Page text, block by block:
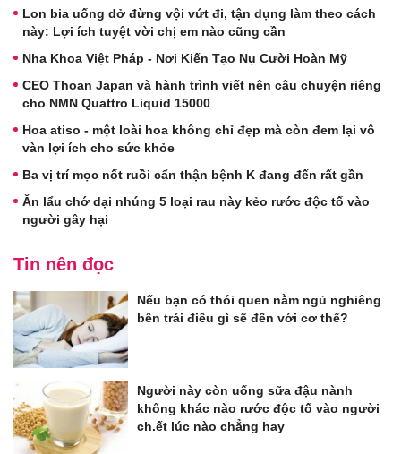
Lon bia uống dở đừng vội vứt đi, tận dụng làm theo cách
này: Lợi ích tuyệt vời chị em nào cũng cần
Nha Khoa Việt Pháp - Nơi Kiến Tạo Nụ Cười Hoàn Mỹ
CEO Thoan Japan và hành trình viết nên câu chuyện riêng
cho NMN Quattro Liquid 15000
Hoa atiso - một loài hoa không chỉ đẹp mà còn đem lại vô
vàn lợi ích cho sức khỏe
Ba vị trí mọc nốt ruồi cẩn thận bệnh K đang đến rất gần
Ăn lẩu chớ dại nhúng 5 loại rau này kẻo rước độc tố vào
người gây hại
Tin nên đọc
Nếu bạn có thói quen nằm ngủ nghiêng
bên trái điều gì sẽ đến với cơ thể?
Người này còn uống sữa đậu nành
không khác nào rước độc tố vào người
ch.ết lúc nào chẳng hay